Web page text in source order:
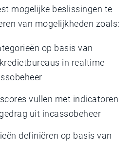
mogelijke beslissingen te
van mogelijkheden zoals:
op basis van
in realtime
vullen met indicatoren
uit incassobeheer
definiëren op basis van